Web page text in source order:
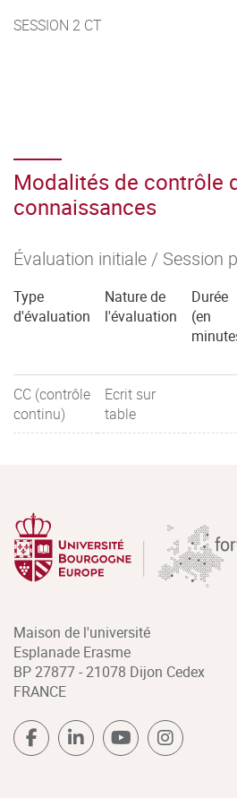
SESSION 2 CT
Modalités de contrôle
connaissances
Évaluation initiale / Session
Type
d'évaluation
Nature de
l'évaluation
Durée
(en
CC (contrôle
continu)
Ecrit sur
table
Maison de l'université
Esplanade Erasme
BP 27877 - 21078 Dijon Cedex
FRANCE